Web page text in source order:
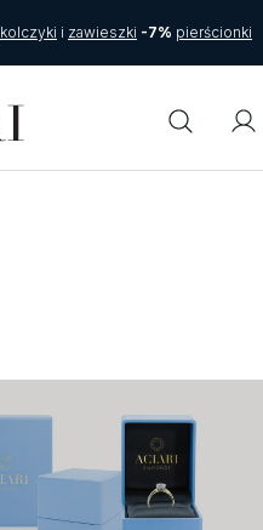
kolczyki i zawieszki -7% pierścionki